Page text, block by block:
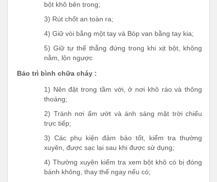
bột khô bên trong;
3) Rút chốt an toàn ra;
4) Giữ vòi bằng một tay và Bóp van bằng tay kia;
5) Giữ tư thế thẳng đứng trong khi xịt bột, không
nằm, lộn ngược
Bảo trì bình chữa cháy :
1) Nên đặt trong tầm với, ở nơi khô ráo và thông
thoáng;
2) Tránh nơi ẩm ướt và ánh sáng mặt trời chiếu
trực tiếp;
3) Các phụ kiện đảm bảo tốt, kiểm tra thường
xuyên, được sạc lại sau khi được sử dụng;
4) Thường xuyên kiểm tra xem bột khô có bị đóng
bánh không, thay thế ngay nếu có;